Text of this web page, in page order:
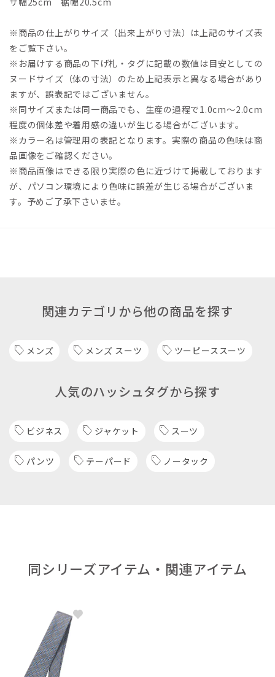
※商品の仕上がりサイズ（出来上がり寸法）は上記のサイズ表
をご覧下さい。
※お届けする商品の下げ札・タグに記載の数値は目安としての
ヌードサイズ（体の寸法）のため上記表示と異なる場合があり
ますが、誤表記ではございません。
※同サイズまたは同一商品でも、生産の過程で1.0cm～2.0cm
程度の個体差や着用感の違いが生じる場合がございます。
※カラー名は管理用の表記となります。実際の商品の色味は商
品画像をご確認ください。
※商品画像はできる限り実際の色に近づけて掲載しております
が、パソコン環境により色味に誤差が生じる場合がございま
す。予めご了承下さいませ。
関連カテゴリから他の商品を探す
メンズ メンズ スーツ ツーピーススーツ
人気のハッシュタグから探す
ビジネス ジャケット スーツ
パンツ テーパード ノータック
同シリーズアイテム・関連アイテム